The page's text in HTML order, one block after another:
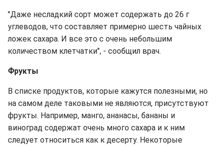
"Даже несладкий сорт может содержать до 26 г
углеводов, что составляет примерно шесть чайных
ложек сахара. И все это с очень небольшим
количеством клетчатки", - сообщил врач.
Фрукты
В списке продуктов, которые кажутся полезными, но
на самом деле таковыми не являются, присутствуют
фрукты. Например, манго, ананасы, бананы и
виноград содержат очень много сахара и к ним
следует относиться как к десерту. Некоторые